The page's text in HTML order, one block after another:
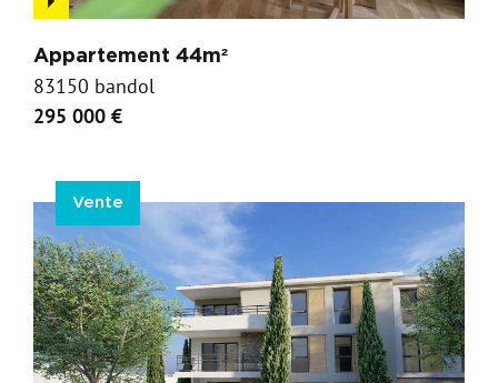
Appartement 44m²
83150 bandol
295 000 €
Vente